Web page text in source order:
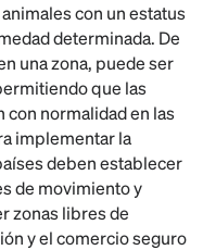
con un estatus
determinada. De
una zona, puede ser
que las
normalidad en las
implementar la
deben establecer
de movimiento y
zonas libres de
y el comercio seguro